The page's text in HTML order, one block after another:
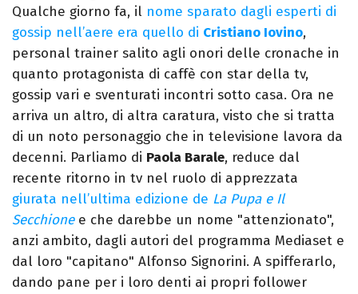
Qualche giorno fa, il nome sparato dagli esperti di
gossip nell’aere era quello di Cristiano Iovino,
personal trainer salito agli onori delle cronache in
quanto protagonista di caffè con star della tv,
gossip vari e sventurati incontri sotto casa. Ora ne
arriva un altro, di altra caratura, visto che si tratta
di un noto personaggio che in televisione lavora da
decenni. Parliamo di Paola Barale, reduce dal
recente ritorno in tv nel ruolo di apprezzata
giurata nell’ultima edizione de La Pupa e Il
Secchione e che darebbe un nome "attenzionato",
anzi ambito, dagli autori del programma Mediaset e
dal loro "capitano" Alfonso Signorini. A spifferarlo,
dando pane per i loro denti ai propri follower